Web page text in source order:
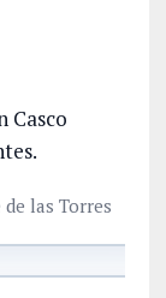
Casco
de las Torres